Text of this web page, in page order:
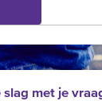
slag met je